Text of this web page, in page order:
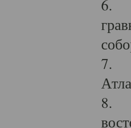
6.
7.
8.